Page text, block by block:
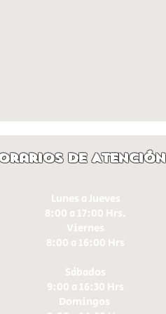
de Atención
Lunes a Jueves
8:00 a 17:00 Hrs.
Viernes
8:00 a 16:00 Hrs​
Sábados
9:00 a 16:30 Hrs
Domingos